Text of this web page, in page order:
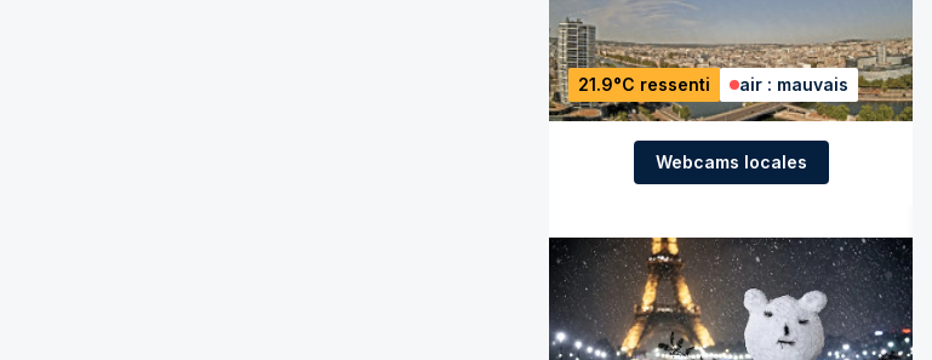
21.9°C ressenti air : mauvais
Webcams locales